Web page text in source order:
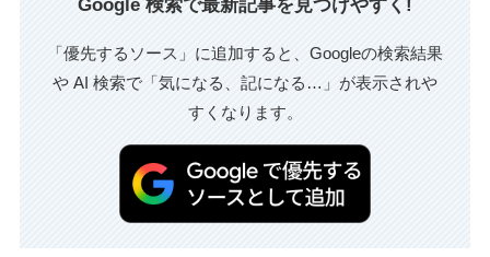
Google 検索で最新記事を見つけやすく!
「優先するソース」に追加すると、Googleの検索結果
や AI 検索で「気になる、記になる…」が表示されや
すくなります。